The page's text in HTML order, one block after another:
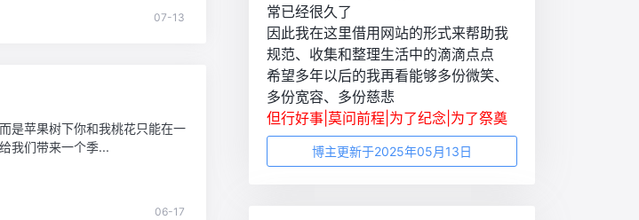
07-13
是苹果树下你和我桃花只能在一
我们带来一个季...
06-17
常已经很久了
因此我在这里借用网站的形式来帮助我
规范、收集和整理生活中的滴滴点点
希望多年以后的我再看能够多份微笑、
多份宽容、多份慈悲
但行好事|莫问前程|为了纪念|为了祭奠
博主更新于2025年05月13日